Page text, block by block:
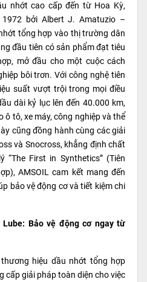
nhớt cao cấp đến từ Hoa Kỳ,
bởi Albert J. Amatuzio –
tổng hợp vào thị trường dân
đầu tiên có sản phẩm đạt tiêu
mở đầu cho một cuộc cách
bôi trơn. Với công nghệ tiên
suất vượt trội trong mọi điều
dài kỷ lục lên đến 40.000 km,
tô, xe máy, công nghiệp và thể
cũng đồng hành cùng các giải
và Snocross, khẳng định chất
“The First in Synthetics” (Tiên
AMSOIL cam kết mang đến
bảo vệ động cơ và tiết kiệm chi
Lube: Bảo vệ động cơ ngay từ
hiệu dầu nhớt tổng hợp
cấp giải pháp toàn diện cho việc